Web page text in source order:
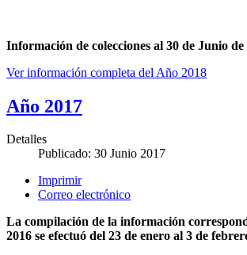
Información de colecciones al 30 de Junio de
Ver información completa del Año 2018
Año 2017
Detalles
Publicado: 30 Junio 2017
Imprimir
Correo electrónico
La compilación de la información
2016 se efectuó del 23 de enero al 3 de